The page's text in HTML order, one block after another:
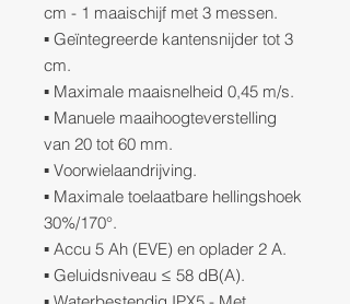
cm - 1 maaischijf met 3 messen.
▪ Geïntegreerde kantensnijder tot 3
cm.
▪ Maximale maaisnelheid 0,45 m/s.
▪ Manuele maaihoogteverstelling
van 20 tot 60 mm.
▪ Voorwielaandrijving.
▪ Maximale toelaatbare hellingshoek
30%/170°.
▪ Accu 5 Ah (EVE) en oplader 2 A.
▪ Geluidsniveau ≤ 58 dB(A).